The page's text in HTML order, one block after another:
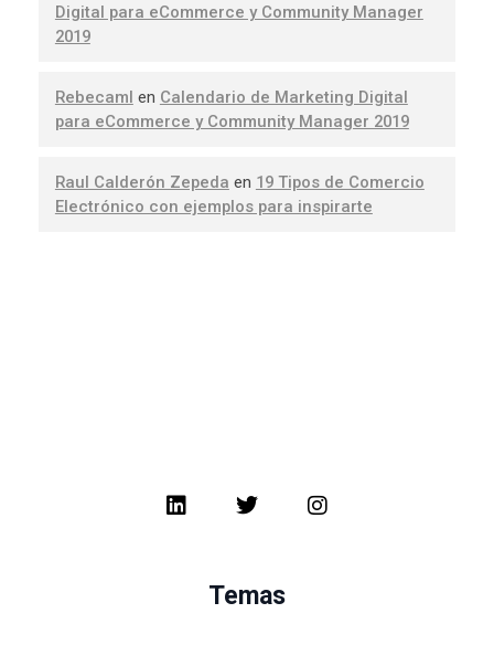
Digital para eCommerce y Community Manager
2019
Rebecaml en Calendario de Marketing Digital
para eCommerce y Community Manager 2019
Raul Calderón Zepeda en 19 Tipos de Comercio
Electrónico con ejemplos para inspirarte
Temas